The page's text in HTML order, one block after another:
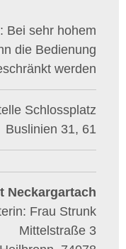
Bei sehr hohem
die Bedienung
werden.
Schlossplatz
Buslinien 31, 61
Neckargartach
Frau Strunk
Mittelstraße 3